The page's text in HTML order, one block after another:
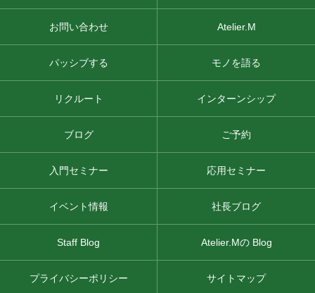
お問い合わせ Atelier.M
パッシブする モノを語る
リクルート インターンシップ
ブログ ご予約
入門セミナー 応用セミナー
イベント情報 社長ブログ
Staff Blog Atelier.Mの Blog
プライバシーポリシー サイトマップ